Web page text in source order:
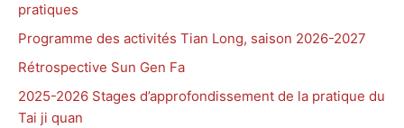
pratiques
Programme des activités Tian Long, saison 2026-2027
Rétrospective Sun Gen Fa
2025-2026 Stages d’approfondissement de la pratique du
Tai ji quan